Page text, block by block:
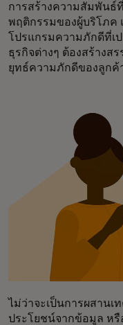
การสร้างความสัมพันธ์
พฤติกรรมของผู้บริโภค
โปรแกรมความภักดีที่เ
ธุรกิจต่างๆ ต้องสร้างส
ยุทธ์ความภักดีของลูกค้
ไม่ว่าจะเป็นการผสานเ
ประโยชน์จากข้อมูล ห